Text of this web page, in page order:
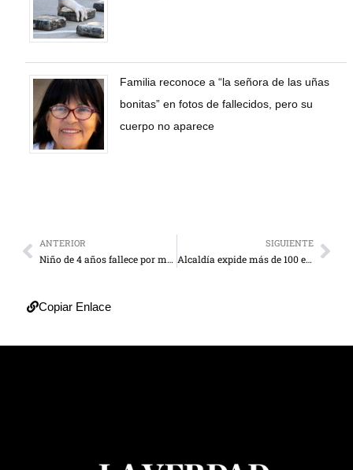
Familia reconoce a “la señora de las uñas
bonitas” en fotos de fallecidos, pero su
cuerpo no aparece
ANTERIOR
Niño de 4 años fallece por mordedura de serpiente coral
SIGUIENTE
Alcaldía expide más de 100 exámenes cardiovasculares
Copiar Enlace